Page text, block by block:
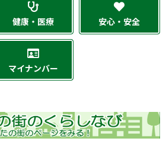
健康・医療 安心・安全
マイナンバー